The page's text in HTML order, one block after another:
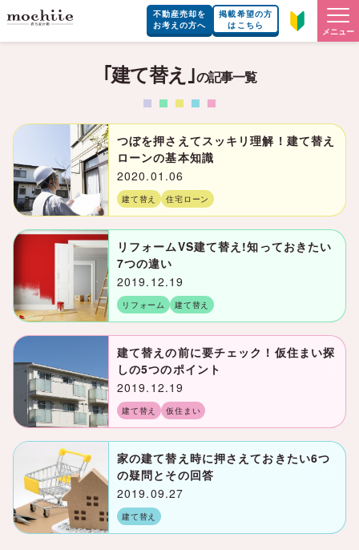
不動産売却を
お考えの方へ
掲載希望の方
はこちら
メニュー
｢建て替え｣の記事一覧
つぼを押さえてスッキリ理解！建て替え
ローンの基本知識
2020.01.06
建て替え 住宅ローン
リフォームVS建て替え!知っておきたい
7つの違い
2019.12.19
リフォーム 建て替え
建て替えの前に要チェック！仮住まい探
しの5つのポイント
2019.12.19
建て替え 仮住まい
家の建て替え時に押さえておきたい6つ
の疑問とその回答
2019.09.27
建て替え